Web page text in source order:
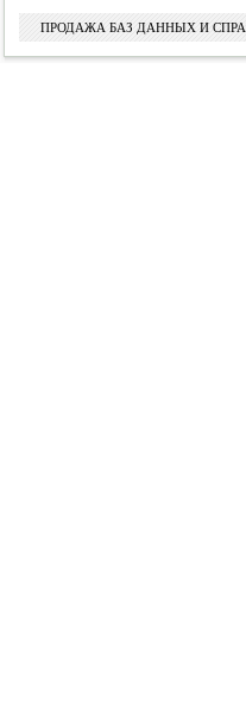
ПРОДАЖА БАЗ ДАННЫХ И